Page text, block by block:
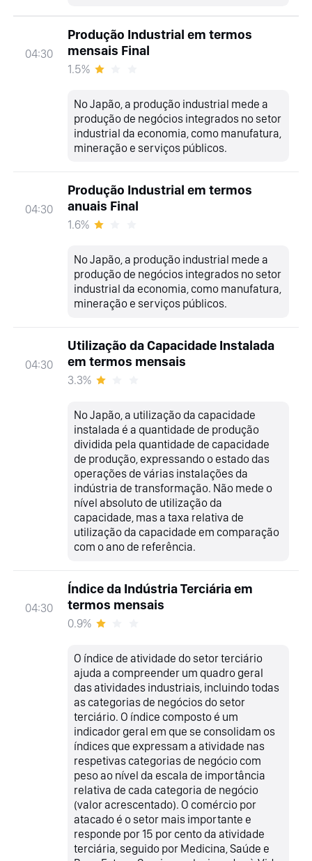
04:30
Produção Industrial em termos
mensais Final
1.5%
No Japão, a produção industrial mede a
produção de negócios integrados no setor
industrial da economia, como manufatura,
mineração e serviços públicos.
04:30
Produção Industrial em termos
anuais Final
1.6%
No Japão, a produção industrial mede a
produção de negócios integrados no setor
industrial da economia, como manufatura,
mineração e serviços públicos.
04:30
Utilização da Capacidade Instalada
em termos mensais
3.3%
No Japão, a utilização da capacidade
instalada é a quantidade de produção
dividida pela quantidade de capacidade
de produção, expressando o estado das
operações de várias instalações da
indústria de transformação. Não mede o
nível absoluto de utilização da
capacidade, mas a taxa relativa de
utilização da capacidade em comparação
com o ano de referência.
04:30
Índice da Indústria Terciária em
termos mensais
0.9%
O índice de atividade do setor terciário
ajuda a compreender um quadro geral
das atividades industriais, incluindo todas
as categorias de negócios do setor
terciário. O índice composto é um
indicador geral em que se consolidam os
índices que expressam a atividade nas
respetivas categorias de negócio com
peso ao nível da escala de importância
relativa de cada categoria de negócio
(valor acrescentado). O comércio por
atacado é o setor mais importante e
responde por 15 por cento da atividade
terciária, seguido por Medicina, Saúde e